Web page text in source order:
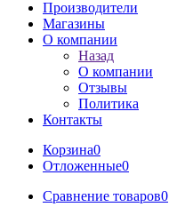
Производители
Магазины
О компании
Назад
О компании
Отзывы
Политика
Контакты
Корзина0
Отложенные0
Сравнение товаров0